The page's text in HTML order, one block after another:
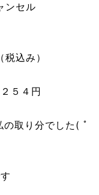
ンセル
込み）
５４円
取り分でした( ﾟ